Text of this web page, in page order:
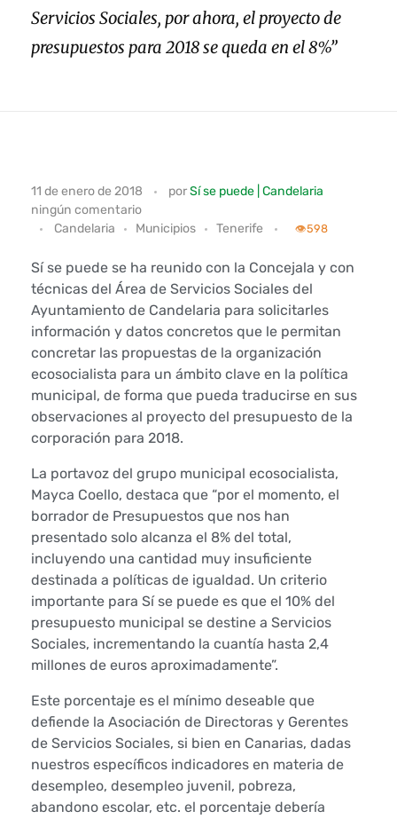
Servicios Sociales, por ahora, el proyecto de
presupuestos para 2018 se queda en el 8%”
S
í
s
e
p
u
e
d
e
s
e
r
e
ú
n
e
c
11 de enero de 2018 porSí se puede | Candelaria
ningún comentario
Candelaria
Municipios Tenerife 👁️598
Sí se puede se ha reunido con la Concejala y con
técnicas del Área de Servicios Sociales del
Ayuntamiento de Candelaria para solicitarles
información y datos concretos que le permitan
concretar las propuestas de la organización
ecosocialista para un ámbito clave en la política
municipal, de forma que pueda traducirse en sus
observaciones al proyecto del presupuesto de la
corporación para 2018.
La portavoz del grupo municipal ecosocialista,
Mayca Coello, destaca que “por el momento, el
borrador de Presupuestos que nos han
presentado solo alcanza el 8% del total,
incluyendo una cantidad muy insuficiente
destinada a políticas de igualdad. Un criterio
importante para Sí se puede es que el 10% del
presupuesto municipal se destine a Servicios
Sociales, incrementando la cuantía hasta 2,4
millones de euros aproximadamente”.
Este porcentaje es el mínimo deseable que
defiende la Asociación de Directoras y Gerentes
de Servicios Sociales, si bien en Canarias, dadas
nuestros específicos indicadores en materia de
desempleo, desempleo juvenil, pobreza,
abandono escolar, etc. el porcentaje debería